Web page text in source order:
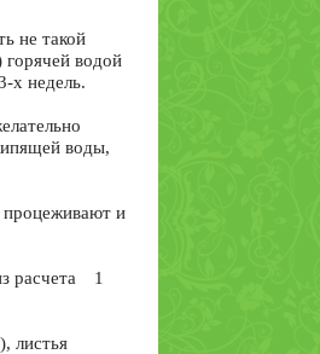
не такой
горячей водой
х недель.
воды,
процеживают и
расчета 1
листья